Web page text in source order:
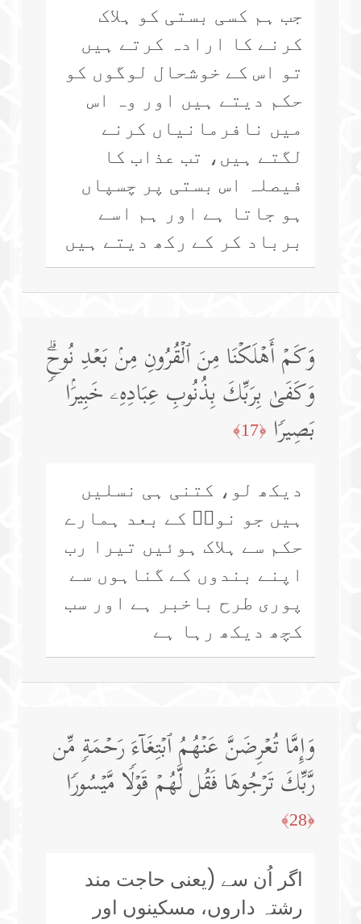
جب ہم کسی بستی کو ہلاک
کرنے کا ارادہ کرتے ہیں
تو اس کے خوشحال لوگوں کو
حکم دیتے ہیں اور وہ اس
میں نافرمانیاں کرنے
لگتے ہیں، تب عذاب کا
فیصلہ اس بستی پر چسپاں
ہو جاتا ہے اور ہم اسے
برباد کر کے رکھ دیتے ہیں
وَكَمۡ أَهۡلَكۡنَا مِنَ ٱلۡقُرُونِ مِنۢ بَعۡدِ نُوحࣲۗ
وَكَفَىٰ بِرَبِّكَ بِذُنُوبِ عِبَادِهِۦ خَبِیرَۢا
بَصِیرࣰا ﴿17﴾
دیکھ لو، کتنی ہی نسلیں
ہیں جو نوحؑ کے بعد ہمارے
حکم سے ہلاک ہوئیں تیرا رب
اپنے بندوں کے گناہوں سے
پوری طرح باخبر ہے اور سب
کچھ دیکھ رہا ہے
وَإِمَّا تُعۡرِضَنَّ عَنۡهُمُ ٱبۡتِغَاۤءَ رَحۡمَةࣲ مِّن
رَّبِّكَ تَرۡجُوهَا فَقُل لَّهُمۡ قَوۡلࣰا مَّیۡسُورࣰا
﴿28﴾
اگر اُن سے (یعنی حاجت مند
رشتہ داروں، مسکینوں اور